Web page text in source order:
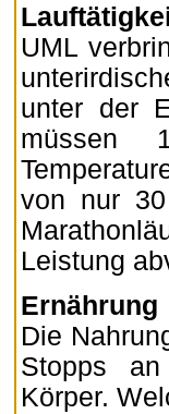
UML
unter der
müssen
von nur
Leistung
Ernährung
Die
Stopps
Körper.